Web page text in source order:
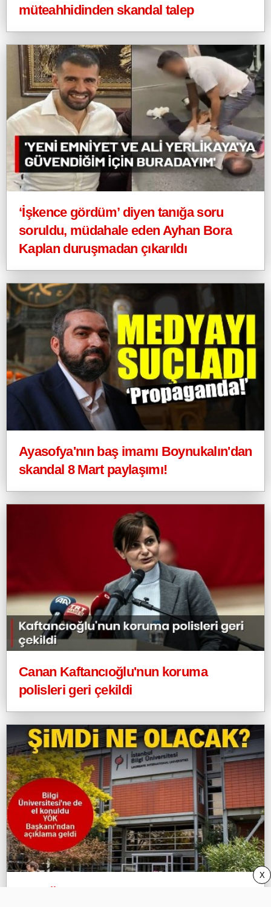
müteahhidinden skandal talep
‘İşkence gördüm’ diyen tanığa soru
soruldu, müdahale eden Ayhan Bora
Kaplan duruşmadan çıkarıldı
Ayasofya'nın baş imamı Boynukalın'dan
skandal 8 Mart paylaşımı!
Canan Kaftancıoğlu'nun koruma
polisleri geri çekildi
X